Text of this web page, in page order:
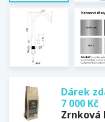
Dárek
7 000 Kč
Zrnková